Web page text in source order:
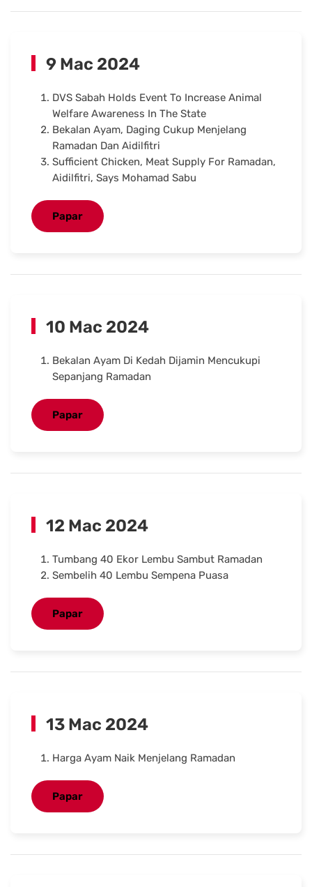
9 Mac 2024
DVS Sabah Holds Event To Increase Animal
Welfare Awareness In The State
Bekalan Ayam, Daging Cukup Menjelang
Ramadan Dan Aidilfitri
Sufficient Chicken, Meat Supply For Ramadan,
Aidilfitri, Says Mohamad Sabu
Papar
10 Mac 2024
Bekalan Ayam Di Kedah Dijamin Mencukupi
Sepanjang Ramadan
Papar
12 Mac 2024
Tumbang 40 Ekor Lembu Sambut Ramadan
Sembelih 40 Lembu Sempena Puasa
Papar
13 Mac 2024
Harga Ayam Naik Menjelang Ramadan
Papar